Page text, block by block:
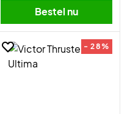
Bestel nu
- 28%